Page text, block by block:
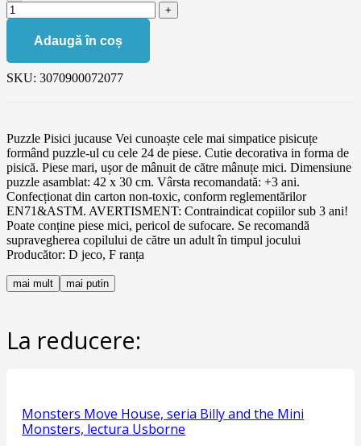
Adaugă în coș
SKU: 3070900072077
Puzzle Pisici jucause Vei cunoaște cele mai simpatice pisicuțe
formând puzzle-ul cu cele 24 de piese. Cutie decorativa in forma de
pisică. Piese mari, ușor de mânuit de către mânuțe mici. Dimensiune
puzzle asamblat: 42 x 30 cm. Vârsta recomandată: +3 ani.
Confecționat din carton non-toxic, conform reglementărilor
EN71&ASTM. AVERTISMENT: Contraindicat copiilor sub 3 ani!
Poate conține piese mici, pericol de sufocare. Se recomandă
supravegherea copilului de către un adult în timpul jocului
Producător: D jeco, F ranța
mai mult mai putin
La reducere:
Monsters Move House, seria Billy and the Mini
Monsters, lectura Usborne